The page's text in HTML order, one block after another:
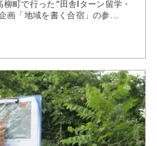
町で行った“田舎Iターン留学・
画「地域を書く合宿」の参...